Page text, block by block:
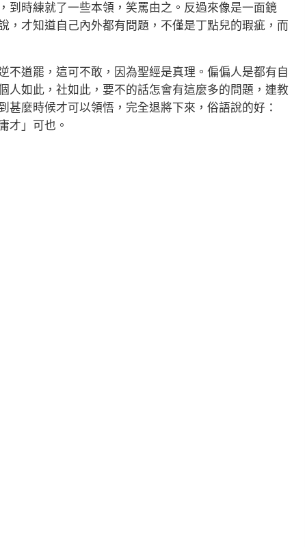
到時練就了一些本領，笑罵由之。反過來像是一面鏡
，才知道自己內外都有問題，不僅是丁點兒的瑕疵，而
道罷，這可不敢，因為聖經是真理。偏偏人是都有自
人如此，社如此，要不的話怎會有這麼多的問題，連教
甚麼時候才可以領悟，完全退將下來，俗語說的好：
才」可也。